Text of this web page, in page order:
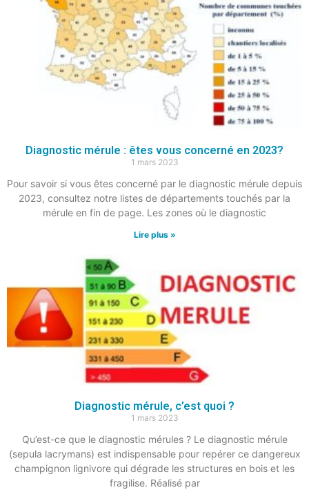
Diagnostic mérule : êtes vous concerné en 2023?
1 mars 2023
Pour savoir si vous êtes concerné par le diagnostic mérule depuis
2023, consultez notre listes de départements touchés par la
mérule en fin de page. Les zones où le diagnostic
Lire plus »
Diagnostic mérule, c’est quoi ?
1 mars 2023
Qu’est-ce que le diagnostic mérules ? Le diagnostic mérule
(sepula lacrymans) est indispensable pour repérer ce dangereux
champignon lignivore qui dégrade les structures en bois et les
fragilise. Réalisé par